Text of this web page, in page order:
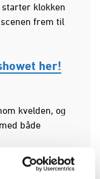
klokken
frem til
her!
kvelden, og
både